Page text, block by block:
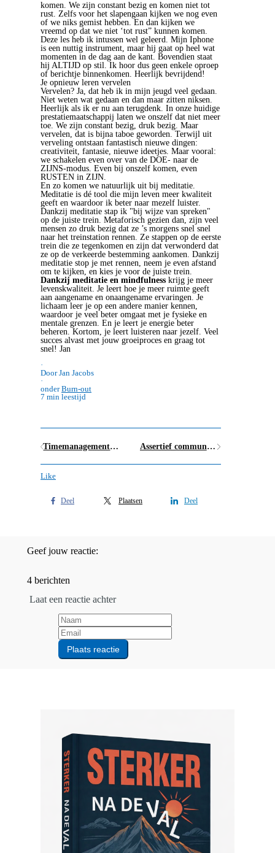
komen. We zijn constant bezig en komen niet tot
rust. Zelfs voor het slapengaan kijken we nog even
of we niks gemist hebben. En dan kijken we
vreemd op dat we niet ‘tot rust” kunnen komen.
Deze les heb ik intussen wel geleerd. Mijn Iphone
is een nuttig instrument, maar hij gaat op heel wat
momenten in de dag aan de kant. Bovendien staat
hij ALTIJD op stil. Ik hoor dus geen enkele oproep
of berichtje binnenkomen. Heerlijk bevrijdend!
Je opnieuw leren vervelen
Vervelen? Ja, dat heb ik in mijn jeugd veel gedaan.
Niet weten wat gedaan en dan maar zitten niksen.
Heerlijk als ik er nu aan terugdenk. In onze huidige
prestatiemaatschappij laten we onszelf dat niet meer
toe. We zijn constant bezig, druk bezig. Maar
vervelen, dat is bijna taboe geworden. Terwijl uit
verveling ontstaan fantastisch nieuwe dingen:
creativiteit, fantasie, nieuwe ideetjes. Maar vooral:
we schakelen even over van de DOE- naar de
ZIJNS-modus. Even bij onszelf komen, even
RUSTEN in ZIJN.
En zo komen we natuurlijk uit bij meditatie.
Meditatie is dé tool die mijn leven meer kwaliteit
geeft en waardoor ik beter naar mezelf luister.
Dankzij meditatie stap ik "bij wijze van spreken"
op de juiste trein. Metaforisch gezien dan, zijn veel
mensen zo druk bezig dat ze ’s morgens snel snel
naar het treinstation rennen. Ze stappen op de eerste
trein die ze tegenkomen en zijn dat verwonderd dat
ze op de verkeerde bestemming aankomen. Dankzij
meditatie stop je met rennen, neem je even afstand
om te kijken, en kies je voor de juiste trein.
Dankzij meditatie en mindfulness krijg je meer
levenskwaliteit. Je leert hoe je meer ruimte geeft
aan aangename en onaangename ervaringen. Je
lichaam leer je op een andere manier kennen,
waardoor je veel beter omgaat met je fysieke en
mentale grenzen. En je leert je energie beter
beheren. Kortom, je leert luisteren naar jezelf. Veel
succes alvast met jouw groeiproces en graag tot
snel! Jan
·
Door Jan Jacobs
·
onderBurn-out
7 min leestijd
Timemanagement: Meer ademruimte dankzij Obama en de prioriteitenmatrix van Eisenhower Assertief communiceren is NIET (enkel) opkomen voor jezelf
Like
Deel Plaatsen Deel
Geef jouw reactie:
4 berichten
Laat een reactie achter